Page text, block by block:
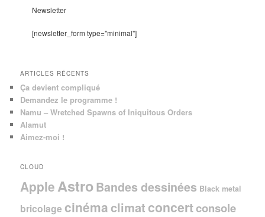
Newsletter
[newsletter_form type="minimal"]
ARTICLES RÉCENTS
Ça devient compliqué
Demandez le programme !
Namu – Wretched Spawns of Iniquitous Orders
Alamut
Aimez-moi !
CLOUD
Apple AstroBandes dessinées Black metal
bricolage cinéma climat concertconsole